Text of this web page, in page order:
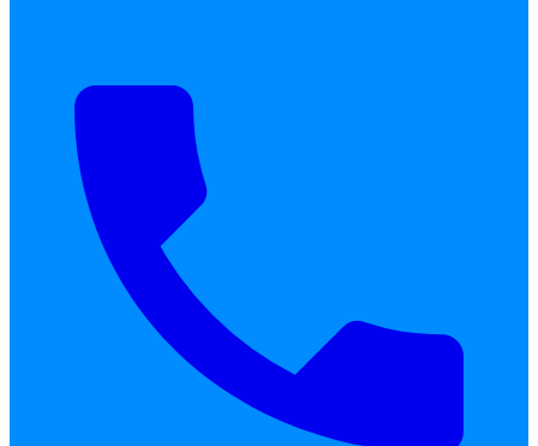
Interested Blog
โปรแกรมบริหารงานบุคคล
การคิดเงินเดือน